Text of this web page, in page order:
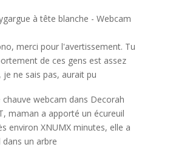
à tête blanche - Webcam
merci pour l'avertissement. Tu
de ces gens est assez
ne sais pas, aurait pu
chauve webcam dans Decorah
maman a apporté un écureuil
environ XNUMX minutes, elle a
un arbre